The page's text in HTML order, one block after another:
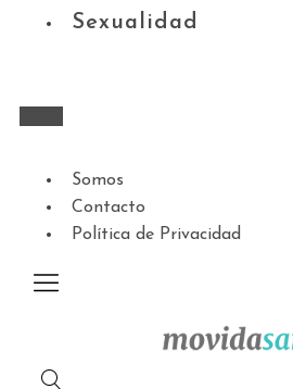
Sexualidad
Somos
Contacto
Política de Privacidad